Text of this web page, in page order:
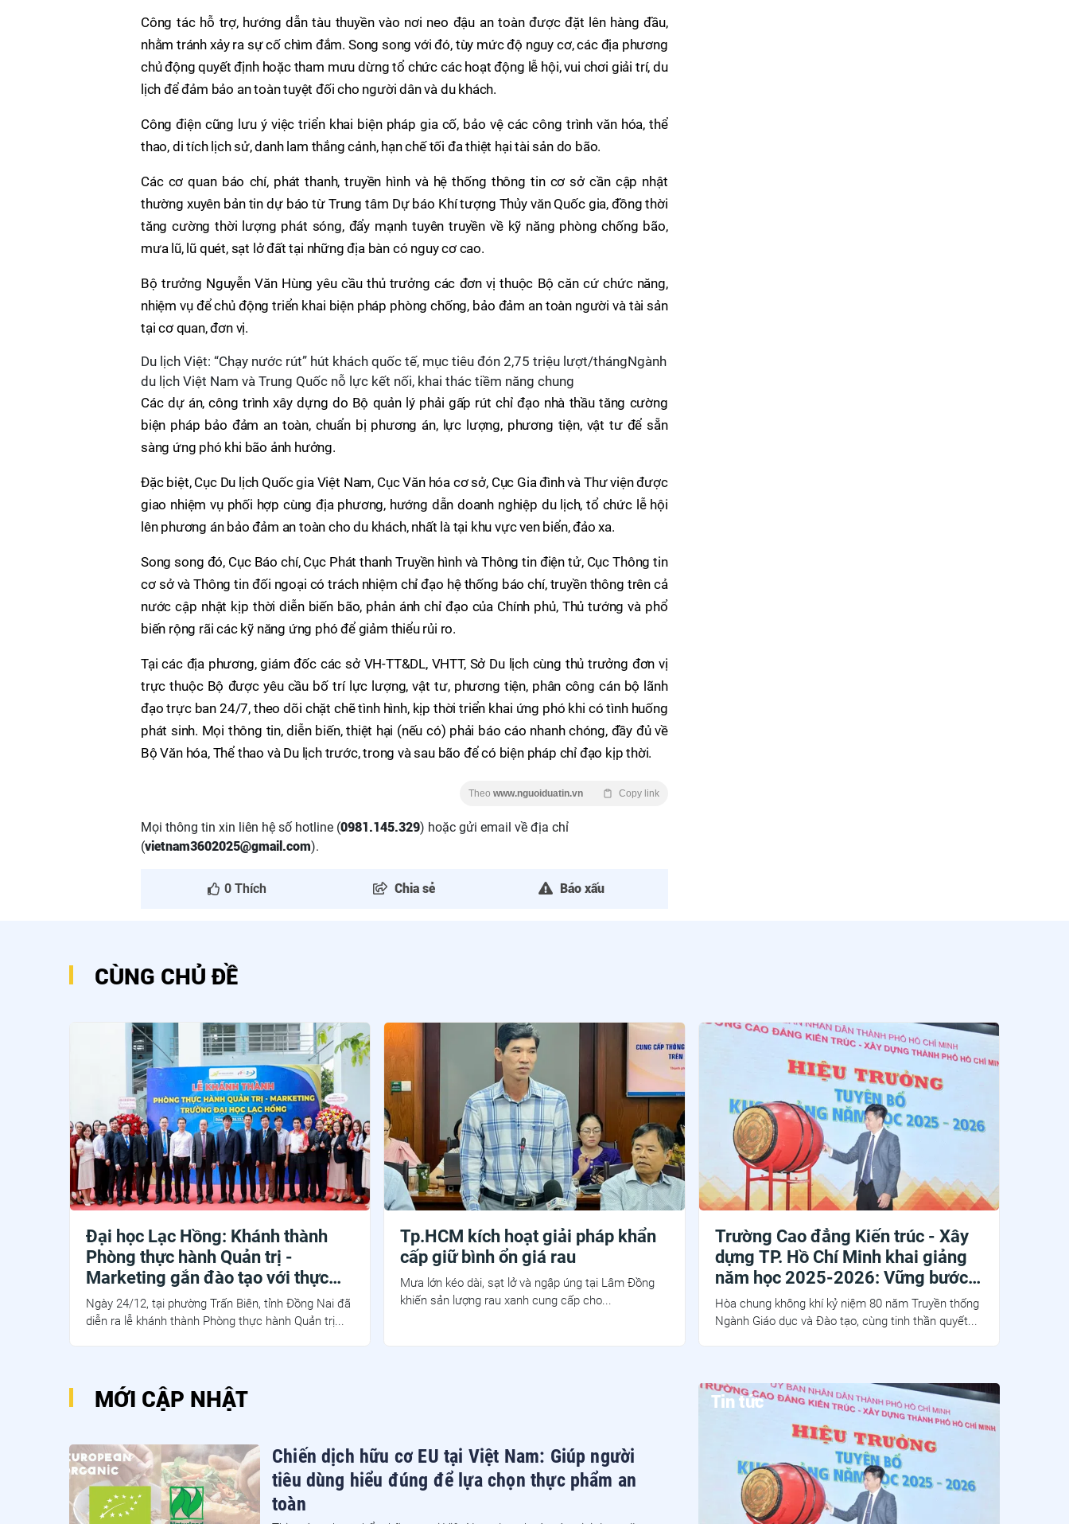
Công tác hỗ trợ, hướng dẫn tàu thuyền vào nơi neo đậu an toàn được đặt lên hàng đầu,
nhằm tránh xảy ra sự cố chìm đắm. Song song với đó, tùy mức độ nguy cơ, các địa phương
chủ động quyết định hoặc tham mưu dừng tổ chức các hoạt động lễ hội, vui chơi giải trí, du
lịch để đảm bảo an toàn tuyệt đối cho người dân và du khách.
Công điện cũng lưu ý việc triển khai biện pháp gia cố, bảo vệ các công trình văn hóa, thể
thao, di tích lịch sử, danh lam thắng cảnh, hạn chế tối đa thiệt hại tài sản do bão.
Các cơ quan báo chí, phát thanh, truyền hình và hệ thống thông tin cơ sở cần cập nhật
thường xuyên bản tin dự báo từ Trung tâm Dự báo Khí tượng Thủy văn Quốc gia, đồng thời
tăng cường thời lượng phát sóng, đẩy mạnh tuyên truyền về kỹ năng phòng chống bão,
mưa lũ, lũ quét, sạt lở đất tại những địa bàn có nguy cơ cao.
Bộ trưởng Nguyễn Văn Hùng yêu cầu thủ trưởng các đơn vị thuộc Bộ căn cứ chức năng,
nhiệm vụ để chủ động triển khai biện pháp phòng chống, bảo đảm an toàn người và tài sản
tại cơ quan, đơn vị.
Du lịch Việt: “Chạy nước rút” hút khách quốc tế, mục tiêu đón 2,75 triệu lượt/thángNgành
du lịch Việt Nam và Trung Quốc nỗ lực kết nối, khai thác tiềm năng chung
Các dự án, công trình xây dựng do Bộ quản lý phải gấp rút chỉ đạo nhà thầu tăng cường
biện pháp bảo đảm an toàn, chuẩn bị phương án, lực lượng, phương tiện, vật tư để sẵn
sàng ứng phó khi bão ảnh hưởng.
Đặc biệt, Cục Du lịch Quốc gia Việt Nam, Cục Văn hóa cơ sở, Cục Gia đình và Thư viện được
giao nhiệm vụ phối hợp cùng địa phương, hướng dẫn doanh nghiệp du lịch, tổ chức lễ hội
lên phương án bảo đảm an toàn cho du khách, nhất là tại khu vực ven biển, đảo xa.
Song song đó, Cục Báo chí, Cục Phát thanh Truyền hình và Thông tin điện tử, Cục Thông tin
cơ sở và Thông tin đối ngoại có trách nhiệm chỉ đạo hệ thống báo chí, truyền thông trên cả
nước cập nhật kịp thời diễn biến bão, phản ánh chỉ đạo của Chính phủ, Thủ tướng và phổ
biến rộng rãi các kỹ năng ứng phó để giảm thiểu rủi ro.
Tại các địa phương, giám đốc các sở VH-TT&DL, VHTT, Sở Du lịch cùng thủ trưởng đơn vị
trực thuộc Bộ được yêu cầu bố trí lực lượng, vật tư, phương tiện, phân công cán bộ lãnh
đạo trực ban 24/7, theo dõi chặt chẽ tình hình, kịp thời triển khai ứng phó khi có tình huống
phát sinh. Mọi thông tin, diễn biến, thiệt hại (nếu có) phải báo cáo nhanh chóng, đầy đủ về
Bộ Văn hóa, Thể thao và Du lịch trước, trong và sau bão để có biện pháp chỉ đạo kịp thời.
Theo www.nguoiduatin.vn Copy link
Mọi thông tin xin liên hệ số hotline (0981.145.329) hoặc gửi email về địa chỉ
(vietnam3602025@gmail.com).
0 Thích Chia sẻ Báo xấu
CÙNG CHỦ ĐỀ
Đại học Lạc Hồng: Khánh thành
Phòng thực hành Quản trị -
Marketing gắn đào tạo với thực
tiễn doanh nghiệp
Ngày 24/12, tại phường Trấn Biên, tỉnh Đồng Nai đã
diễn ra lễ khánh thành Phòng thực hành Quản trị...
Tp.HCM kích hoạt giải pháp khẩn
cấp giữ bình ổn giá rau
Mưa lớn kéo dài, sạt lở và ngập úng tại Lâm Đồng
khiến sản lượng rau xanh cung cấp cho...
Trường Cao đẳng Kiến trúc - Xây
dựng TP. Hồ Chí Minh khai giảng
năm học 2025-2026: Vững bước
với sứ mệnh “Kỷ cương - Sáng tạo
- Đột phá - Phát triển”
Hòa chung không khí kỷ niệm 80 năm Truyền thống
Ngành Giáo dục và Đào tạo, cùng tinh thần quyết...
MỚI CẬP NHẬT
Chiến dịch hữu cơ EU tại Việt Nam: Giúp người
tiêu dùng hiểu đúng để lựa chọn thực phẩm an
toàn
Tin tức